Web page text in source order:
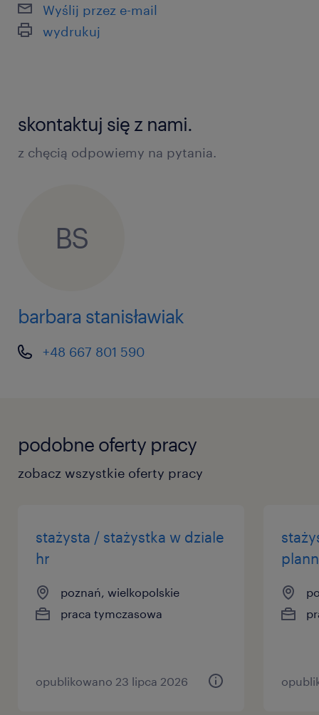
Wyślij przez e-mail
wydrukuj
skontaktuj się z nami.
z chęcią odpowiemy na pytania.
BS
barbara stanisławiak
+48 667 801 590
podobne oferty pracy
zobacz wszystkie oferty pracy
stażysta / stażystka w dziale
hr
poznań, wielkopolskie
praca tymczasowa
opublikowano 23 lipca 2026